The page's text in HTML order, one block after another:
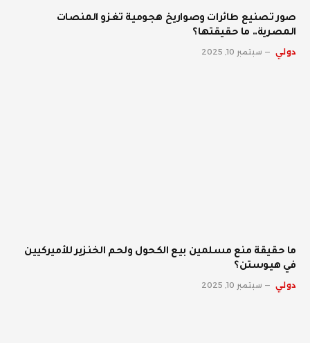
صور تصنيع طائرات وصواريخ هجومية تغزو المنصات
المصرية.. ما حقيقتها؟
دولي سبتمبر 10, 2025
ما حقيقة منع مسلمين بيع الكحول ولحم الخنزير للأميركيين
في هيوستن؟
دولي سبتمبر 10, 2025